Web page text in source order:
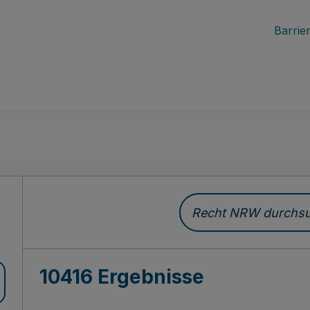
Recht NRW
10416 Ergebnisse